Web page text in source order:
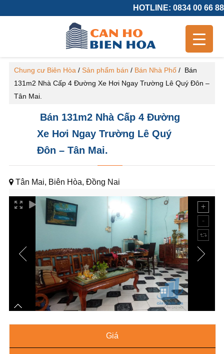
HOTLINE: 0834 00 66 88
Chung cư Biên Hòa / Sản phẩm bán / Bán Nhà Phố/ Bán
131m2 Nhà Cấp 4 Đường Xe Hơi Ngay Trường Lê Quý Đôn –
Tân Mai.
Bán 131m2 Nhà Cấp 4 Đường
Xe Hơi Ngay Trường Lê Quý
Đôn – Tân Mai.
Tân Mai, Biên Hòa, Đồng Nai
Giá